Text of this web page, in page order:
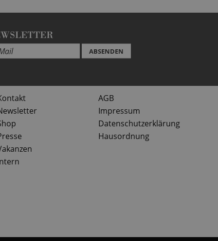
ABSENDEN
AGB
Impressum
Datenschutzerklärung
Hausordnung